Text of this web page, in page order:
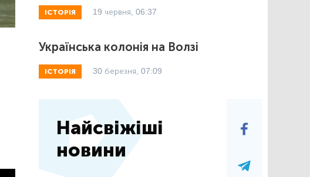
ІСТОРІЯ 19 червня, 06:37
Українська колонія на Волзі
ІСТОРІЯ 30 березня, 07:09
Найсвіжіші
новини